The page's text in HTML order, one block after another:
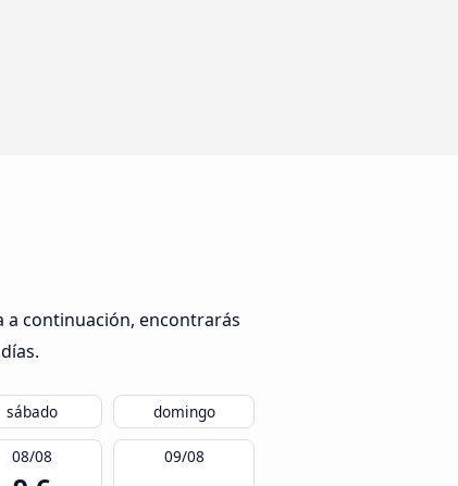
a continuación, encontrarás
sábado domingo
08/08 09/08